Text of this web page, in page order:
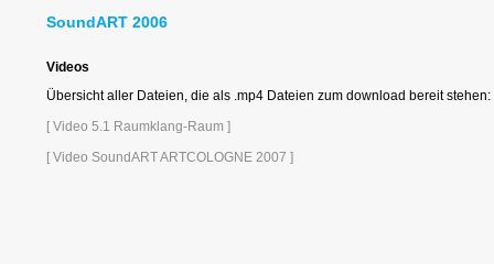
SoundART 2006
Videos
Übersicht aller Dateien, die als .mp4 Dateien zum download bereit stehen:
[ Video 5.1 Raumklang-Raum ]
[ Video SoundART ARTCOLOGNE 2007 ]